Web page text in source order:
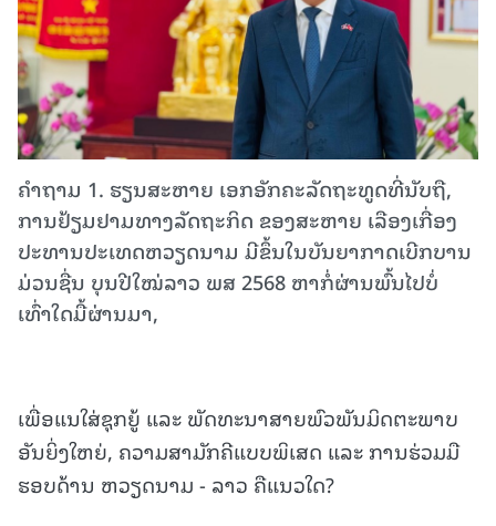
ຄຳຖາມ 1. ຮຽນສະຫາຍ ເອກອັກຄະລັດຖະທູດທີ່ນັບຖື,
ການຢ້ຽມຢາມທາງລັດຖະກິດ ຂອງສະຫາຍ ເລືອງເກື່ອງ
ປະທານປະເທດຫວຽດນາມ ມີຂຶ້ນໃນບັນຍາກາດເບີກບານ
ມ່ວນຊື່ນ ບຸນປີໃໝ່ລາວ ພສ 2568 ຫາກໍ່ຜ່ານພົ້ນໄປບໍ່
ເທົ່າໃດມື້ຜ່ານມາ,
ເພື່ອແນໃສ່ຊຸກຍູ້ ແລະ ພັດທະນາສາຍພົວພັນມິດຕະພາບ
ອັນຍິ່ງໃຫຍ່, ຄວາມສາມັກຄີແບບພິເສດ ແລະ ການຮ່ວມມື
ຮອບດ້ານ ຫວຽດນາມ - ລາວ ຄືແນວໃດ?